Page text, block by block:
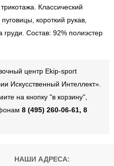
Классический
короткий рукав,
Состав: 92% полиэстер
центр Ekip-sport
Искусственный Интеллект».
на кнопку "в корзину",
8 (495) 260-06-61, 8
НАШИ АДРЕСА: